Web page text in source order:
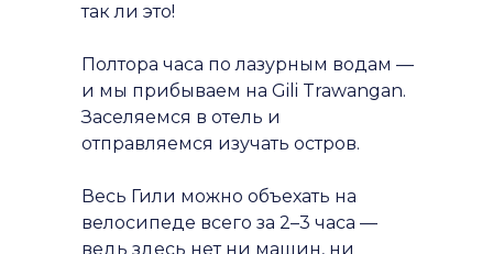
так ли это!
Полтора часа по лазурным водам —
и мы прибываем на Gili Trawangan.
Заселяемся в отель и
отправляемся изучать остров.
Весь Гили можно объехать на
велосипеде всего за 2–3 часа —
ведь здесь нет ни машин, ни